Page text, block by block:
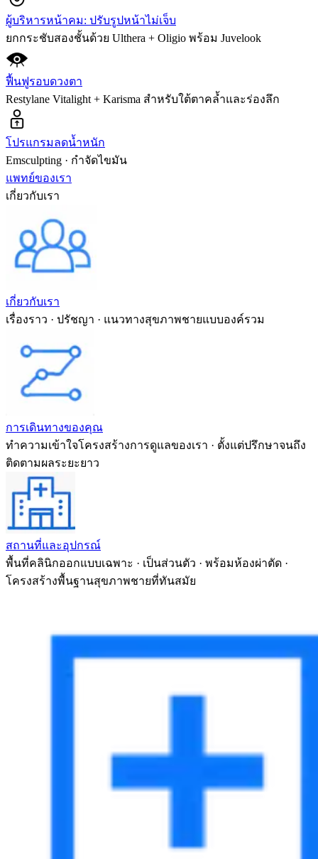
ผู้บริหารหน้าคม: ปรับรูปหน้าไม่เจ็บ
ยกกระชับสองชั้นด้วย Ulthera + Oligio พร้อม Juvelook
ฟื้นฟูรอบดวงตา
Restylane Vitalight + Karisma สำหรับใต้ตาคล้ำและร่องลึก
โปรแกรมลดน้ำหนัก
Emsculpting · กำจัดไขมัน
แพทย์ของเรา
เกี่ยวกับเรา
เกี่ยวกับเรา
เรื่องราว · ปรัชญา · แนวทางสุขภาพชายแบบองค์รวม
การเดินทางของคุณ
ทำความเข้าใจโครงสร้างการดูแลของเรา · ตั้งแต่ปรึกษาจนถึง
ติดตามผลระยะยาว
สถานที่และอุปกรณ์
พื้นที่คลินิกออกแบบเฉพาะ · เป็นส่วนตัว · พร้อมห้องผ่าตัด ·
โครงสร้างพื้นฐานสุขภาพชายที่ทันสมัย